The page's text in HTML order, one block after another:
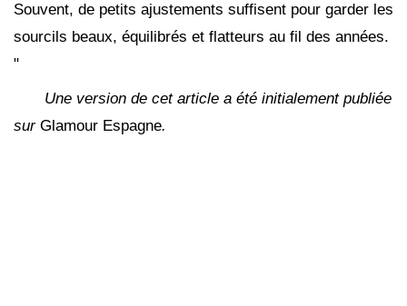
Souvent, de petits ajustements suffisent pour garder les
sourcils beaux, équilibrés et flatteurs au fil des années.
"
Une version de cet article a été initialement publiée
surGlamour Espagne.